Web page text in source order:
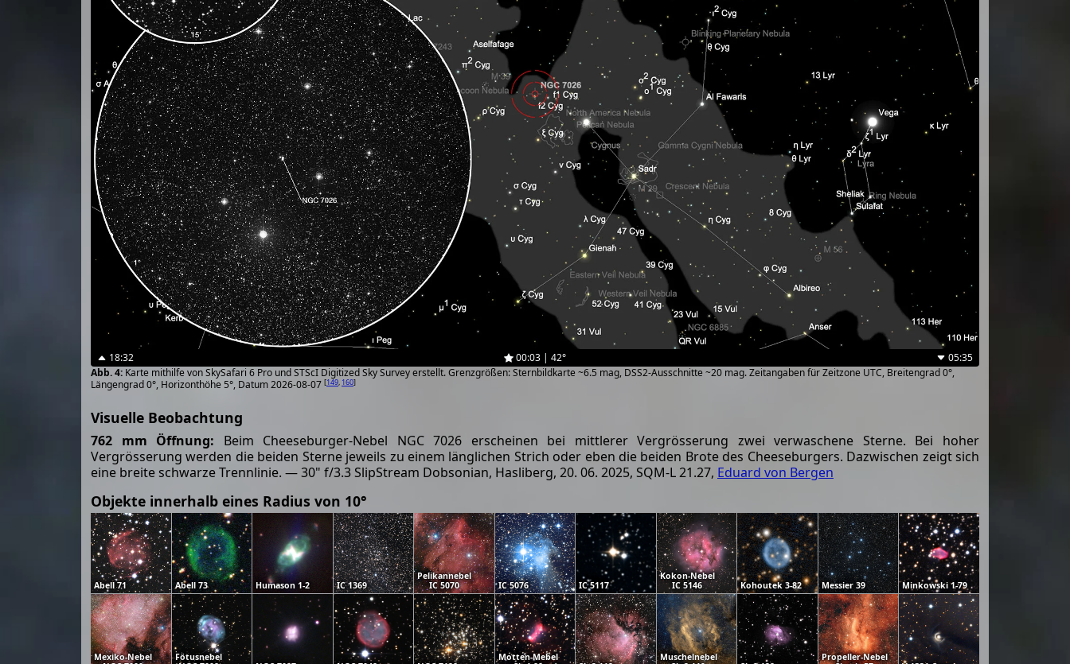
18:32 00:03 | 42°
05:35
Karte mithilfe von SkySafari 6 Pro und STScI Digitized Sky Survey erstellt. Grenzgrößen: Sternbildkarte ~6.5 mag, DSS2-Ausschnitte ~20 mag. Zeitangaben für Zeitzone UTC, Breitengrad 0°,
Längengrad 0°, Horizonthöhe 5°, Datum 2026-08-07 [149, 160]
Visuelle Beobachtung
762 mm Öffnung: Beim Cheeseburger-Nebel NGC 7026 erscheinen bei mittlerer Vergrösserung zwei verwaschene Sterne. Bei hoher
Vergrösserung werden die beiden Sterne jeweils zu einem länglichen Strich oder eben die beiden Brote des Cheeseburgers. Dazwischen zeigt sich
eine breite schwarze Trennlinie. — 30" f/3.3 SlipStream Dobsonian, Hasliberg, 20. 06. 2025, SQM-L 21.27, Eduard von Bergen
Objekte innerhalb eines Radius von 10°
Abell 71 Abell 73 Humason 1-2 IC 1369
Pelikannebel
IC 5070
IC 5076 IC 5117
Kokon-Nebel
IC 5146
Kohoutek 3-82 Messier 39 Minkowski 1-79
Mexiko-Nebel
Fötusnebel
Motten-Mebel
Muschelnebel
Propeller-Nebel